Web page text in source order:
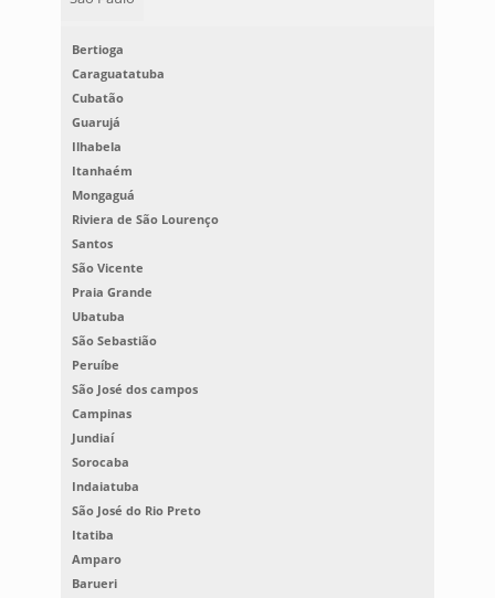
Bertioga
Caraguatatuba
Cubatão
Guarujá
Ilhabela
Itanhaém
Mongaguá
Riviera de São Lourenço
Santos
São Vicente
Praia Grande
Ubatuba
São Sebastião
Peruíbe
São José dos campos
Campinas
Jundiaí
Sorocaba
Indaiatuba
São José do Rio Preto
Itatiba
Amparo
Barueri